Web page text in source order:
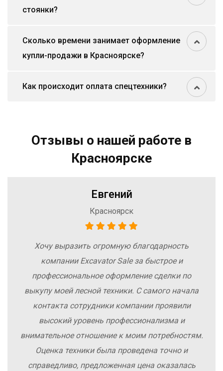
стоянки?
Сколько времени занимает оформление
купли-продажи в Красноярске?
Как происходит оплата спецтехники?
Отзывы о нашей работе в
Красноярске
Евгений
Красноярск
Хочу выразить огромную благодарность
компании Excavator Sale за быстрое и
профессиональное оформление сделки по
выкупу моей лесной техники. С самого начала
контакта сотрудники компании проявили
высокий уровень профессионализма и
внимательное отношение к моим потребностям.
Оценка техники была проведена точно и
справедливо, предложенная цена оказалась